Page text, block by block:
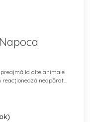
la alte animale
neapărat...